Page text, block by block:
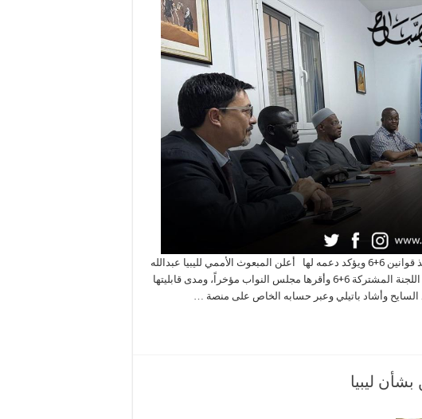
مبعوث الأممي يشيد بجاهزية مفوضية الانتخابات لتنفيذ قوانين 6+6 ويؤكد دعمه لها أعلن المبعوث الأممي لليبيا عبدالله
باتيلي عن الإطلاع على القوانين الانتخابية التي أعدتها اللجنة المشتركة 6+6 وأقرها مجلس النواب مؤخراً، ومدى قابليتها
السايح وأشاد باتيلي وعبر حسابه الخاص على منصة …
ليبيا